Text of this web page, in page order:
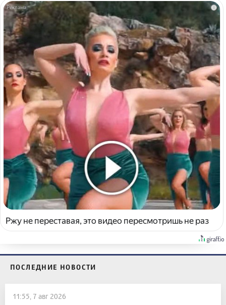
i
Ржу не переставая, это видео пересмотришь не раз
ПОСЛЕДНИЕ НОВОСТИ
11:55, 7 авг 2026